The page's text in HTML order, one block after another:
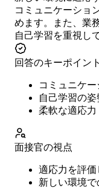
コミュニケーショ
めます。また、業
自己学習を重視し
回答のキーポイント
コミュニケ
自己学習の姿
柔軟な適応力
面接官の視点
適応力を評価
新しい環境